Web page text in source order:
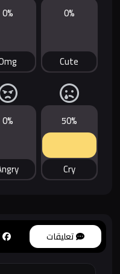
0%
Cute
0%
50%
Cry
0%
تعليقات